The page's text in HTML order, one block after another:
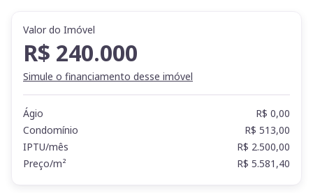
Valor do Imóvel
R$ 240.000
Simule o financiamento desse imóvel
Ágio
R$ 0,00
Condomínio
R$ 513,00
IPTU/mês
R$ 2.500,00
Preço/m²
R$ 5.581,40